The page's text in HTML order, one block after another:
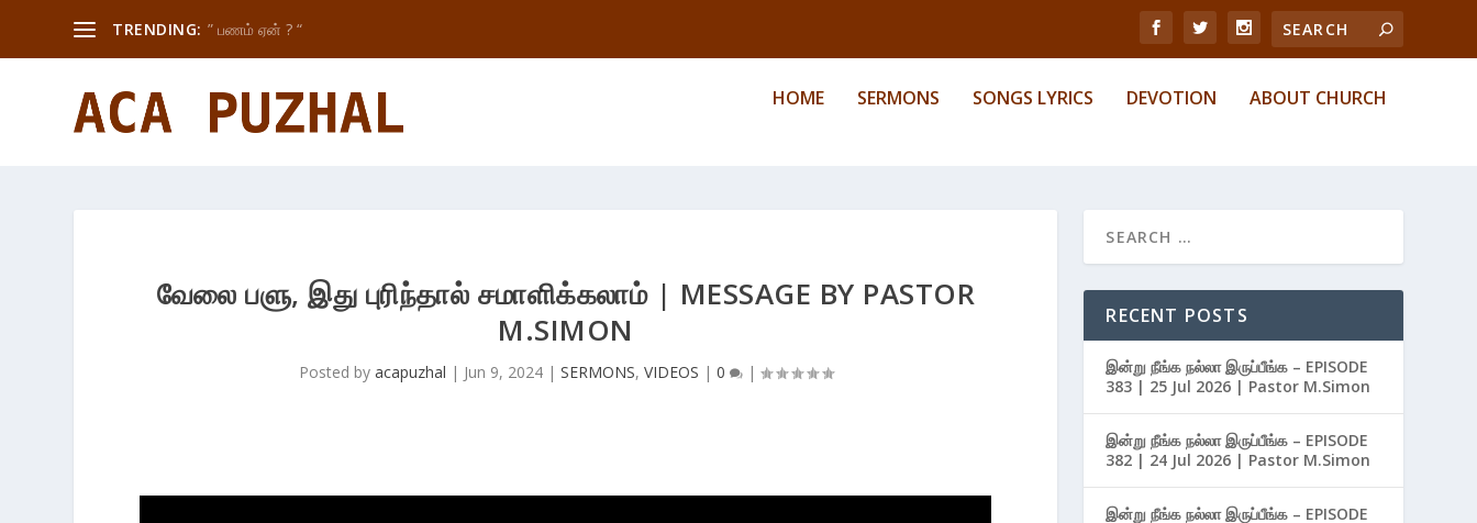
TRENDING: ” பணம் ஏன் ? “
HOME SERMONS SONGS LYRICS DEVOTION ABOUT CHURCH
வேலை பளு, இது புரிந்தால் சமாளிக்கலாம் | MESSAGE BY PASTOR
M.SIMON
Posted by acapuzhal | Jun 9, 2024| SERMONS, VIDEOS | 0 |
RECENT POSTS
இன்று நீங்க நல்லா இருப்பீங்க – EPISODE
383 | 25 Jul 2026 | Pastor M.Simon
இன்று நீங்க நல்லா இருப்பீங்க – EPISODE
382 | 24 Jul 2026 | Pastor M.Simon
இன்று நீங்க நல்லா இருப்பீங்க – EPISODE